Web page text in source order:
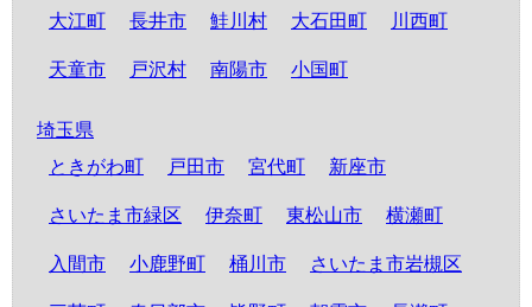
大江町 長井市 鮭川村 大石田町 川西町
天童市 戸沢村 南陽市 小国町
埼玉県
ときがわ町
戸田市 宮代町 新座市
さいたま市緑区 伊奈町 東松山市 横瀬町
入間市 小鹿野町 桶川市 さいたま市岩槻区